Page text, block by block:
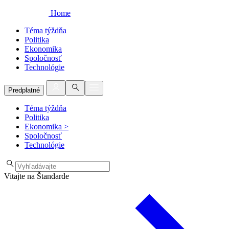
Home
Téma týždňa
Politika
Ekonomika
Spoločnosť
Technológie
Predplatné
Téma týždňa
Politika
Ekonomika >
Spoločnosť
Technológie
Vitajte na Štandarde